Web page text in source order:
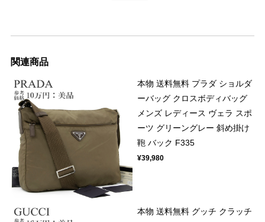
関連商品
本物 送料無料 プラダ ショルダ
ーバッグ クロスボディバッグ
メンズ レディース ヴェラ スポ
ーツ グリーングレー 斜め掛け
鞄 バック F335
¥39,980
本物 送料無料 グッチ クラッチ